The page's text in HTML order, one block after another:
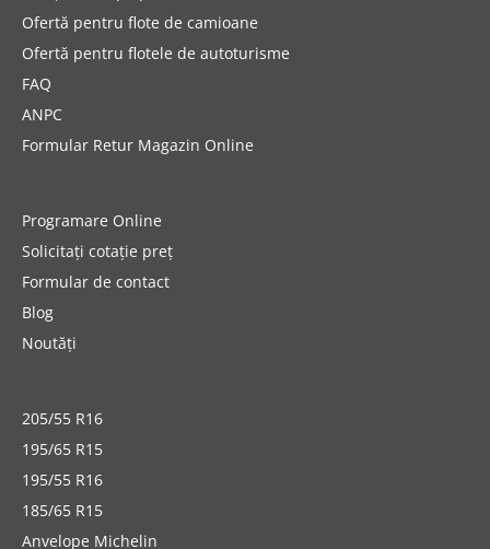
Ofertă pentru flote de camioane
Ofertă pentru flotele de autoturisme
FAQ
ANPC
Formular Retur Magazin Online
Programare Online
Solicitați cotație preț
Formular de contact
Blog
Noutăți
205/55 R16
195/65 R15
195/55 R16
185/65 R15
Anvelope Michelin